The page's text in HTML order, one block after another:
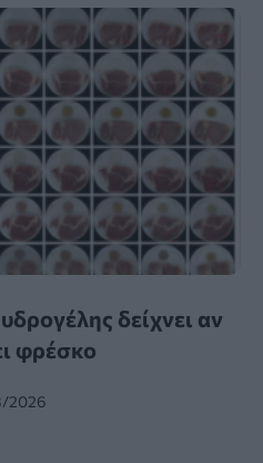
δείχνει αν
φρέσκο
2026